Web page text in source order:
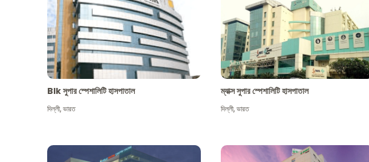
Blk সুপার স্পেশালিটি হাসপাতাল
দিল্লী,ভারত
ম্যাক্স সুপার স্পেশালিটি হাসপাতাল
দিল্লী,ভারত